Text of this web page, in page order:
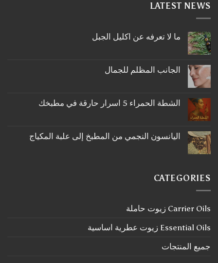
LATEST NEWS
ما لا تعرفه عن اكليل الجبل
على
ما
اكليل
الجبل
الجانب المظلم للجمال
على
الجانب
الشطة الحمراء 5 اسرار حارقة في مطبخك
على
الشطة
في
مطبخك
اليانسون النجمي من المطبخ إلى علبة المكياج
اليانسون
النجمي
علبة
المكياج
CATEGORIES
Carrier Oils زيوت حاملة
Essential Oils زيوت عطرية اساسية
جميع المنتجات